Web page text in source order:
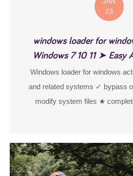
23
windows loader for
Windows 7 10 11 ➤ Easy
Windows loader for windows
and related systems ✓ bypass
modify system files ★